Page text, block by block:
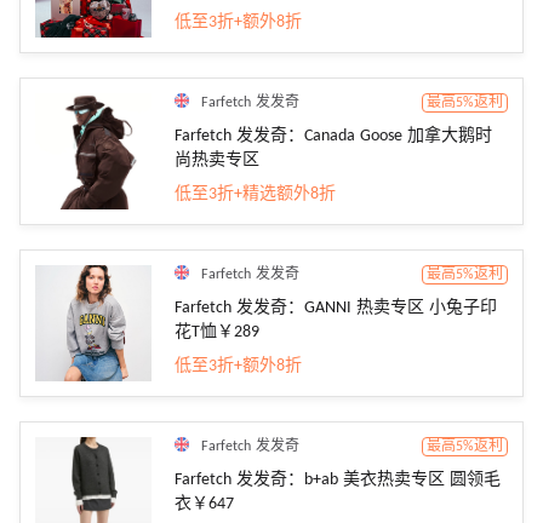
低至3折+额外8折
Farfetch 发发奇 最高5%返利
Farfetch 发发奇：Canada Goose 加拿大鹅时
尚热卖专区
低至3折+精选额外8折
Farfetch 发发奇 最高5%返利
Farfetch 发发奇：GANNI 热卖专区 小兔子印
花T恤￥289
低至3折+额外8折
Farfetch 发发奇 最高5%返利
Farfetch 发发奇：b+ab 美衣热卖专区 圆领毛
衣￥647